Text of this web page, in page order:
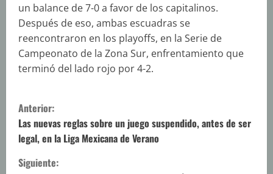
un balance de 7-0 a favor de los capitalinos.
Después de eso, ambas escuadras se
reencontraron en los playoffs, en la Serie de
Campeonato de la Zona Sur, enfrentamiento que
terminó del lado rojo por 4-2.
S
i
g
Anterior:
Las nuevas reglas sobre un juego suspendido, antes de ser
legal, en la Liga Mexicana de Verano
Siguiente: